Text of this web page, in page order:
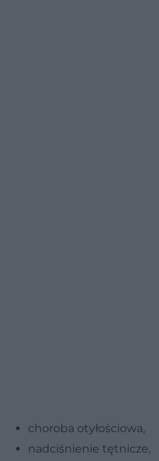
choroba otyłościowa,
nadciśnienie tętnicze,